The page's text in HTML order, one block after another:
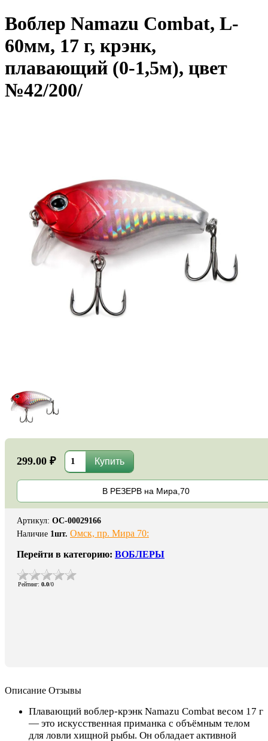
Воблер Namazu Combat, L-
60мм, 17 г, крэнк,
плавающий (0-1,5м), цвет
№42/200/
299.00 ₽
В РЕЗЕРВ на Мира,70
Артикул: ОС-00029166
Наличие 1 шт. Омск, пр. Мира 70:
Перейти в категорию: ВОБЛЕРЫ
Рейтинг: 0.0/0
Описание Отзывы
Плавающий воблер-крэнк Namazu Combat весом 17 г
— это искусственная приманка с объёмным телом
для ловли хищной рыбы. Он обладает активной